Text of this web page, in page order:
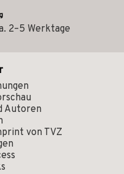
2–5 Werktage
Autoren
von TVZ